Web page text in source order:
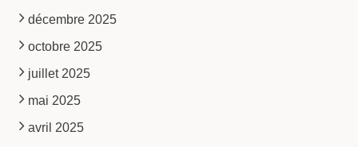
décembre 2025
octobre 2025
juillet 2025
mai 2025
avril 2025